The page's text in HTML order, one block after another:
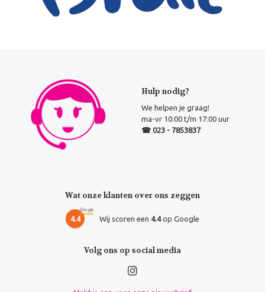
Hulp nodig?
We helpen je graag!
ma-vr 10:00 t/m 17:00 uur
☎ 023 - 7853837
Wat onze klanten over ons zeggen
4.4 Wij scoren een 4.4op Google
Volg ons op social media